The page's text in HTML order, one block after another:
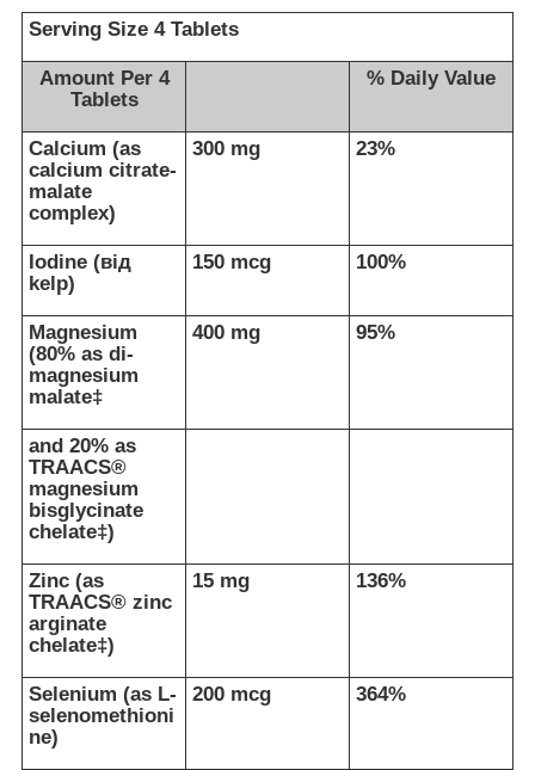
Serving Size 4 Tablets
Amount Per 4
Tablets
% Daily Value
Calcium (as
calcium citrate-
malate
complex)
300 mg 23%
Iodine (від
kelp)
150 mcg 100%
Magnesium
(80% as di-
magnesium
malate‡
400 mg 95%
and 20% as
TRAACS®
magnesium
bisglycinate
chelate‡)
Zinc (as
TRAACS® zinc
arginate
chelate‡)
15 mg 136%
Selenium (as L-
selenomethioni
ne)
200 mcg 364%